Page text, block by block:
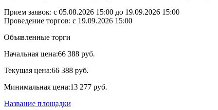
Прием заявок: с 05.08.2026 15:00 до 19.09.2026 15:00
Проведение торгов: с 19.09.2026 15:00
Объявленные торги
Начальная цена:66 388 руб.
Текущая цена:66 388 руб.
Минимальная цена:13 277 руб.
Название площадки